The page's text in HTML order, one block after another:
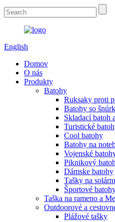
English
Domov
O nás
Produkty
Batohy
Ruksaky proti
Batohy so
Skladací batoh
Turistické
Cool batohy
Batohy na
Vojenské
Piknikový
Dámske batohy
Tašky na
Športové
Taška na rameno a
Outdoorové a
Plážové tašky